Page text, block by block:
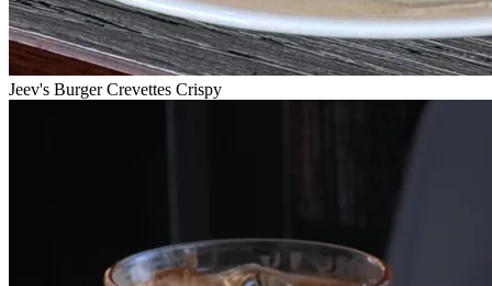
Jeev's Burger Crevettes Crispy